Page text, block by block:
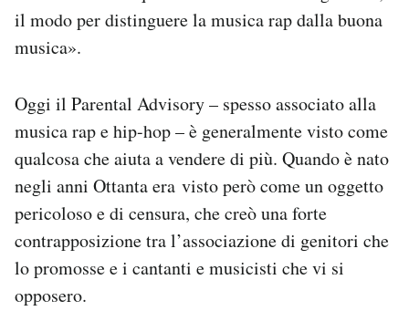
il modo per distinguere la musica rap dalla buona
musica».
Oggi il Parental Advisory – spesso associato alla
musica rap e hip-hop – è generalmente visto come
qualcosa che aiuta a vendere di più. Quando è nato
negli anni Ottanta era visto però come un oggetto
pericoloso e di censura, che creò una forte
contrapposizione tra l’associazione di genitori che
lo promosse e i cantanti e musicisti che vi si
opposero.